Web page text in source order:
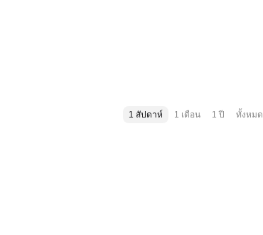
1 สัปดาห์ 1 เดือน 1 ปี ทั้งหมด